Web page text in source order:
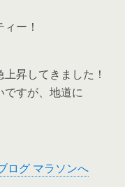
ー！
昇してきました！
ですが、地道に